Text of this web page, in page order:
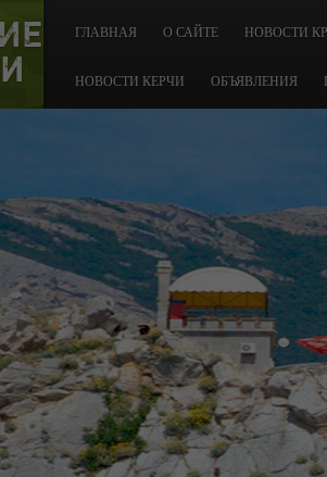
ГЛАВНАЯ О САЙТЕ НОВОСТИ
НОВОСТИ КЕРЧИ ОБЪЯВЛЕНИЯ